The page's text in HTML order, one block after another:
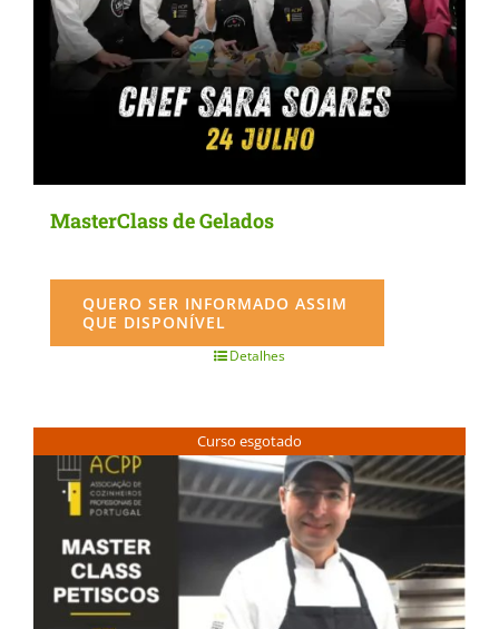
MasterClass de Gelados
QUERO SER INFORMADO ASSIM
QUE DISPONÍVEL
Detalhes
Curso esgotado